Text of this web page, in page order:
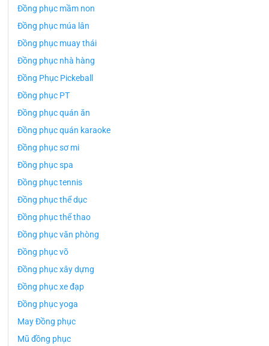
Đồng phục mầm non
Đồng phục múa lân
Đồng phục muay thái
Đồng phục nhà hàng
Đồng Phục Pickeball
Đồng phục PT
Đồng phục quán ăn
Đồng phục quán karaoke
Đồng phục sơ mi
Đồng phục spa
Đồng phục tennis
Đồng phục thể dục
Đồng phục thể thao
Đồng phục văn phòng
Đồng phục võ
Đồng phục xây dựng
Đồng phục xe đạp
Đồng phục yoga
May Đồng phục
Mũ đồng phục